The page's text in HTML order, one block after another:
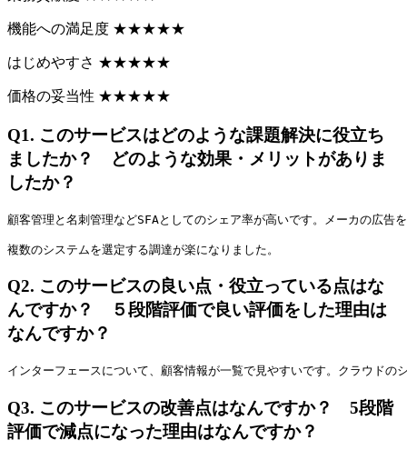
機能への満足度 ★★★★★
はじめやすさ ★★★★★
価格の妥当性 ★★★★★
Q1. このサービスはどのような課題解決に役立ち
ましたか？ どのような効果・メリットがありま
したか？
顧客管理と名刺管理などSFAとしてのシェア率が高いです。メーカの広
複数のシステムを選定する調達が楽になりました。
Q2. このサービスの良い点・役立っている点はな
んですか？ ５段階評価で良い評価をした理由は
なんですか？
インターフェースについて、顧客情報が一覧で見やすいです。クラウド
Q3. このサービスの改善点はなんですか？ 5段階
評価で減点になった理由はなんですか？